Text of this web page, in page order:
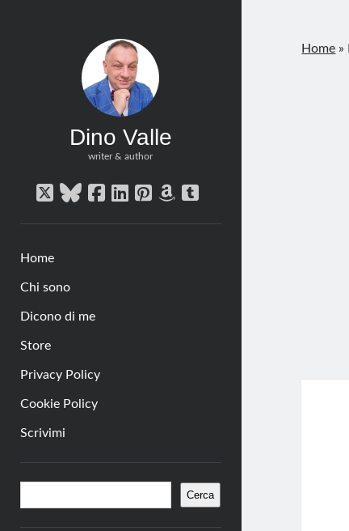
Dino Valle
writer & author
twitterbluesky
facebook
linkedin
pinterest
amazon
tumblr
Home
Chi sono
Dicono di me
Store
Privacy Policy
Cookie Policy
Scrivimi
Barra
laterale
Cerca
Home »